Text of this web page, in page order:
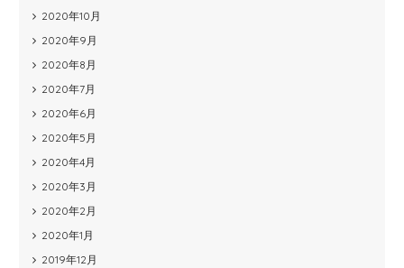
2020年10月
2020年9月
2020年8月
2020年7月
2020年6月
2020年5月
2020年4月
2020年3月
2020年2月
2020年1月
2019年12月